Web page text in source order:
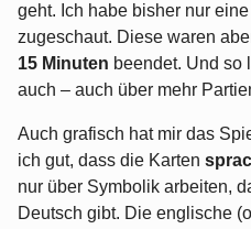
geht. Ich habe bisher nur
zugeschaut. Diese waren
15 Minuten beendet. Und so
auch – auch über mehr
Auch grafisch hat mir das
ich gut, dass die Karten
nur über Symbolik arbeiten,
Deutsch gibt. Die englische